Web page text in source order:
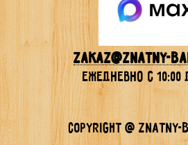
Zakaz@znatny-
ежедневно с 10:00
Copyright @ znatny-